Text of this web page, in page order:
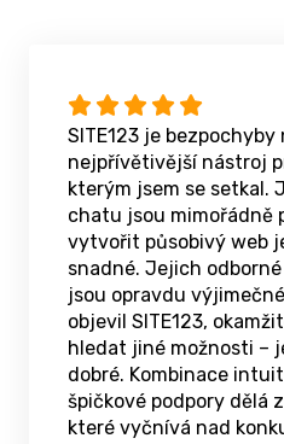
SITE123 je
nejpřívětivější nástroj
kterým jsem se setkal.
chatu jsou mimořádně
vytvořit působivý web
snadné. Jejich
jsou opravdu
objevil SITE123,
hledat jiné možnosti –
dobré. Kombinace
špičkové podpory dělá
které vyčnívá nad